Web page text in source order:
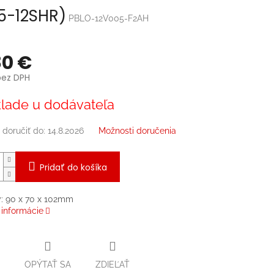
12SHR) PBLO-12V005-F2AH
€
DPH
u dodávateľa
doručiť do: 14.8.2026 Možnosti doručenia
Pridať do košíka
90 x 70 x 102mm
OPÝTAŤ SA ZDIEĽAŤ